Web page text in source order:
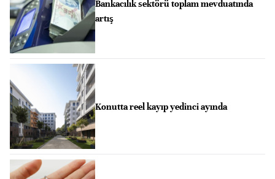
Bankacılık sektörü toplam mevduatında
artış
Konutta reel kayıp yedinci ayında